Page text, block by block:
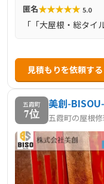
密着と高品質な施工
匿名★★★★★ 5.0
「「大屋根・総タイ
見積もりを依頼する
五霞町
7位
美創
五霞町の屋根